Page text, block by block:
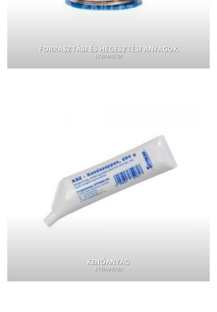
FORRASZTÁSI ÉS HEGESZTÉSI ANYAGOK
4 TERMÉKEK
KENŐANYAG
4 TERMÉKEK